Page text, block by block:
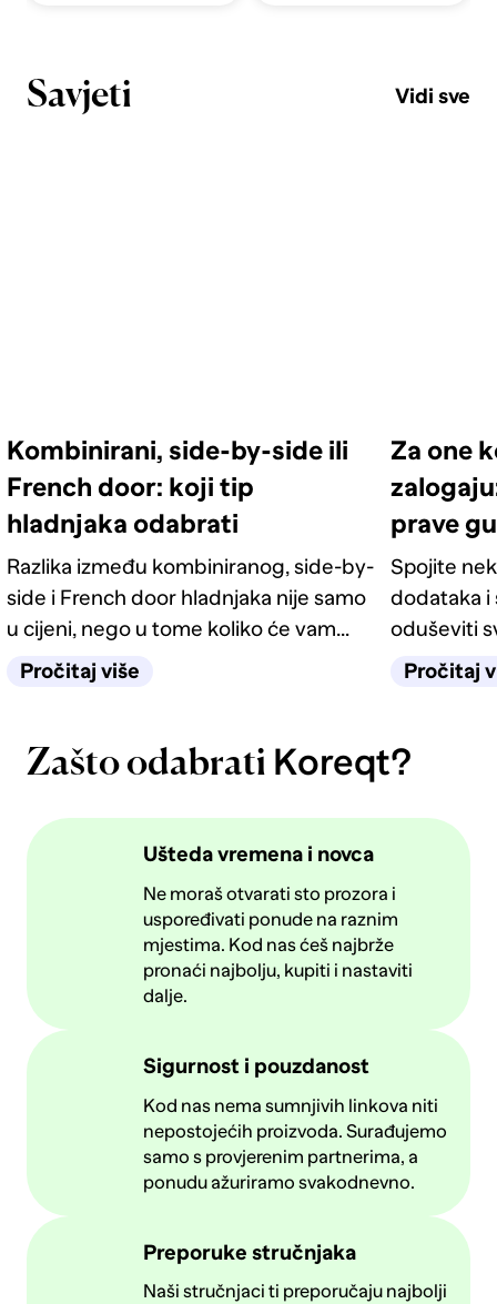
Savjeti Vidi sve
Kombinirani, side-by-side ili
French door: koji tip
hladnjaka odabrati
Razlika između kombiniranog, side-by-
side i French door hladnjaka nije samo
u cijeni, nego u tome koliko će vam
život u kuhinji biti jednostavan
Pročitaj više
Za one
prave
Spojite
dodataka i
oduševiti
četiri
Pročitaj
Zašto odabrati Koreqt?
Ušteda vremena i novca
Ne moraš otvarati sto prozora i
uspoređivati ponude na raznim
mjestima. Kod nas ćeš najbrže
pronaći najbolju, kupiti i nastaviti
dalje.
Sigurnost i pouzdanost
Kod nas nema sumnjivih linkova niti
nepostojećih proizvoda. Surađujemo
samo s provjerenim partnerima, a
ponudu ažuriramo svakodnevno.
Preporuke stručnjaka
Naši stručnjaci ti preporučaju najbolji